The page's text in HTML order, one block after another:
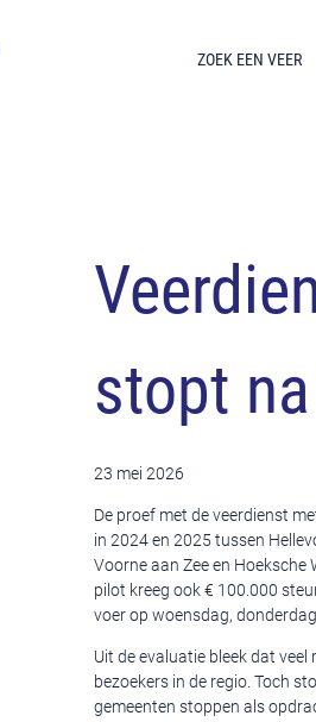
ZOEK EEN VEER
stopt
23 mei 2026
De proef met de veerdienst
in 2024 en 2025 tussen
Voorne aan Zee en
pilot kreeg ook € 100.000
voer op woensdag,
Uit de evaluatie bleek dat
bezoekers in de regio. Toch
gemeenten stoppen als